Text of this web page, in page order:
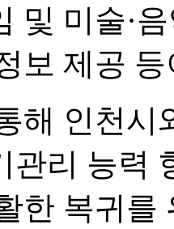
및 미술·
보 제공
해 인천시
관리 능력
한 복귀를